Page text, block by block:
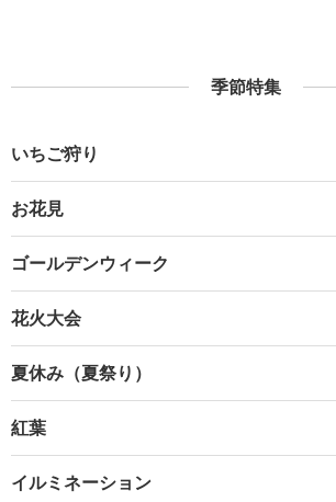
季節特集
いちご狩り
お花見
ゴールデンウィーク
花火大会
夏休み（夏祭り）
紅葉
イルミネーション